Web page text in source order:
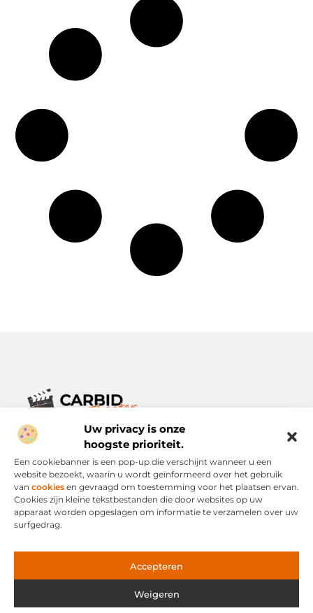
Uw privacy is onze
hoogste prioriteit.
Een cookiebanner is een pop-up die verschijnt wanneer u een
website bezoekt, waarin u wordt geïnformeerd over het gebruik
van cookies en gevraagd om toestemming voor het plaatsen ervan.
Cookies zijn kleine tekstbestanden die door websites op uw
apparaat worden opgeslagen om informatie te verzamelen over uw
surfgedrag.
Accepteren
Weigeren
Verhalen die het alledaagse leven verrijken.
Ontdek een breed scala aan blogs en artikelen die je inspireren,
informeren en verrijken – voor elke dag, voor iedereen.
Bericht categorie